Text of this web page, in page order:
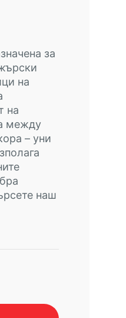
за
на
на
между
– уни
наш